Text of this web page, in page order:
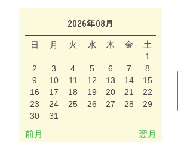
2026年08月
日 月 火 水 木 金
土
1
2
3 4 5 6 7
8
9
10 11 12 13 14
15
16
17 18 19 20 21
22
23
24 25 26 27 28
29
30
31
前月 翌月